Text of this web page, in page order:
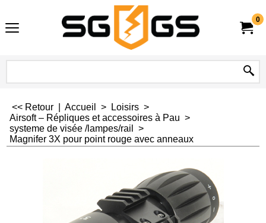
0
<< Retour Accueil > Loisirs >
Airsoft – Répliques et accessoires à Pau >
systeme de visée /lampes/rail
>
Magnifer 3X pour point rouge avec anneaux